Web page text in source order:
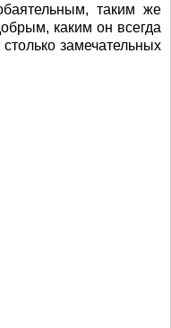
таким же
каким он всегда
замечательных